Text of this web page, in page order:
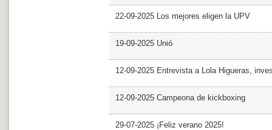
22-09-2025 Los mejores eligen la UPV
19-09-2025 Unió
12-09-2025 Entrevista a Lola Higueras,
12-09-2025 Campeona de kickboxing
29-07-2025 ¡Feliz verano 2025!